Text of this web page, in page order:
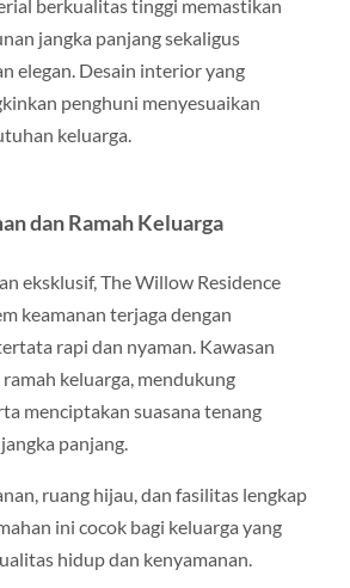
berkualitas tinggi memastikan
jangka panjang sekaligus
elegan. Desain interior yang
penghuni menyesuaikan
keluarga.
dan Ramah Keluarga
eksklusif, The Willow Residence
keamanan terjaga dengan
rapi dan nyaman. Kawasan
keluarga, mendukung
menciptakan suasana tenang
panjang.
ruang hijau, dan fasilitas lengkap
ini cocok bagi keluarga yang
hidup dan kenyamanan.